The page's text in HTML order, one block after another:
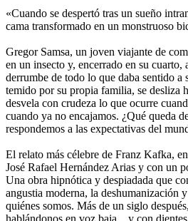
«Cuando se despertó tras un sueño
cama transformado en un monstruoso
Gregor Samsa, un joven viajante de
en un insecto y, encerrado en su cuarto,
derrumbe de todo lo que daba sentido
temido por su propia familia, se desliza
desvela con crudeza lo que ocurre
cuando ya no encajamos. ¿Qué queda
respondemos a las expectativas del
El relato más célebre de Franz Kafka,
José Rafael Hernández Arias y con un
Una obra hipnótica y despiadada que
angustia moderna, la deshumanización
quiénes somos. Más de un siglo
hablándonos en voz baja... y con